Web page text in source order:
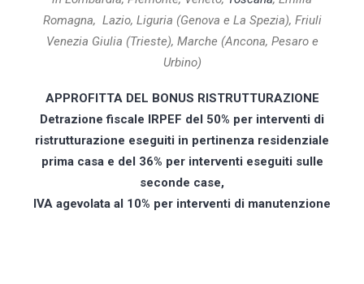
Romagna, Lazio, Liguria (Genova e La Spezia), Friuli
Venezia Giulia (Trieste), Marche (Ancona, Pesaro e
Urbino)
APPROFITTA DEL BONUS RISTRUTTURAZIONE
Detrazione fiscale IRPEF del 50% per interventi di
ristrutturazione eseguiti in pertinenza residenziale
prima casa e del 36% per interventi eseguiti sulle
seconde case,
IVA agevolata al 10% per interventi di manutenzione